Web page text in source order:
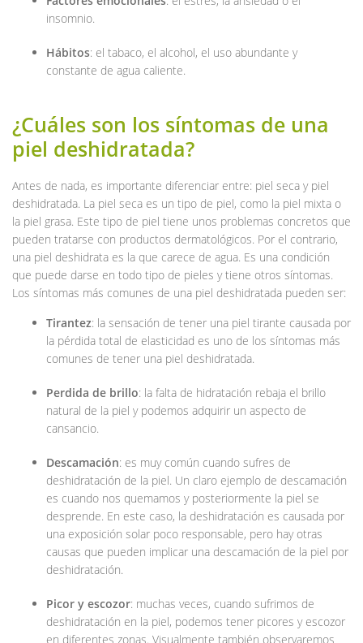
insomnio.
Hábitos: el tabaco, el alcohol, el uso abundante y
constante de agua caliente.
¿Cuáles son los síntomas de una
piel deshidratada?
Antes de nada, es importante diferenciar entre: piel seca y piel
deshidratada. La piel seca es un tipo de piel, como la piel mixta o
la piel grasa. Este tipo de piel tiene unos problemas concretos que
pueden tratarse con productos dermatológicos. Por el contrario,
una piel deshidrata es la que carece de agua. Es una condición
que puede darse en todo tipo de pieles y tiene otros síntomas.
Los síntomas más comunes de una piel deshidratada pueden ser:
Tirantez: la sensación de tener una piel tirante causada por
la pérdida total de elasticidad es uno de los síntomas más
comunes de tener una piel deshidratada.
Perdida de brillo: la falta de hidratación rebaja el brillo
natural de la piel y podemos adquirir un aspecto de
cansancio.
Descamación: es muy común cuando sufres de
deshidratación de la piel. Un claro ejemplo de descamación
es cuando nos quemamos y posteriormente la piel se
desprende. En este caso, la deshidratación es causada por
una exposición solar poco responsable, pero hay otras
causas que pueden implicar una descamación de la piel por
deshidratación.
Picor y escozor: muchas veces, cuando sufrimos de
deshidratación en la piel, podemos tener picores y escozor
en diferentes zonas. Visualmente también observaremos